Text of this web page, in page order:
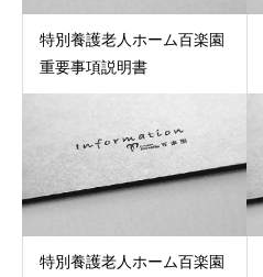
特別養護老人ホーム百楽園
重要事項説明書
特別養護老人ホーム百楽園